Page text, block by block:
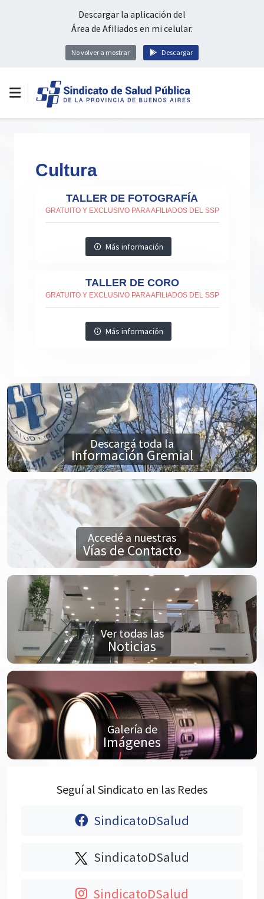
Descargar la aplicación del
Área de Afiliados en mi celular.
No volver a mostrar Descargar
Cultura
TALLER DE FOTOGRAFÍA
GRATUITO Y EXCLUSIVO PARA AFILIADOS DEL SSP
Más información
TALLER DE CORO
GRATUITO Y EXCLUSIVO PARA AFILIADOS DEL SSP
Más información
Descargá toda la
Información Gremial
Accedé a nuestras
Vías de Contacto
Ver todas las
Noticias
Galería de
Imágenes
Seguí al Sindicato en las Redes
SindicatoDSalud
SindicatoDSalud
SindicatoDSalud